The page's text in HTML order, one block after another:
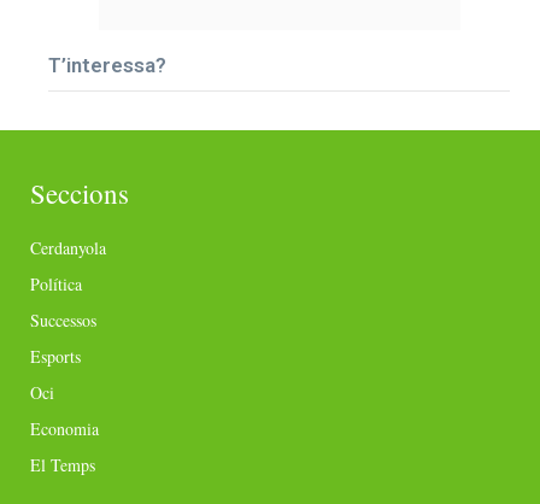
T’interessa?
Seccions
Cerdanyola
Política
Successos
Esports
Oci
Economia
El Temps